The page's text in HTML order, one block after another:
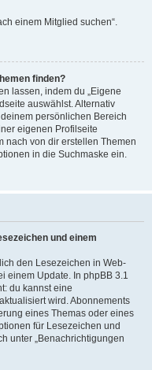
einem Mitglied suchen“.
finden?
lassen, indem du „Eigene
auswählst. Alternativ
persönlichen Bereich
eigenen Profilseite
nach von dir erstellen Themen
in die Suchmaske ein.
und einem
den Lesezeichen in Web-
einem Update. In phpBB 3.1
du kannst eine
wird. Abonnements
eines Themas oder eines
für Lesezeichen und
unter „Benachrichtigungen